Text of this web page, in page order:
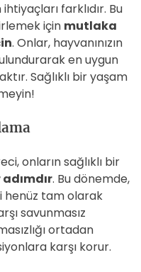
farklıdır. Bu
için mutlaka
. Onlar, hayvanınızın
en uygun
Sağlıklı bir yaşam
onların sağlıklı bir
. Bu dönemde,
henüz tam olarak
savunmasız
ortadan
karşı korur.